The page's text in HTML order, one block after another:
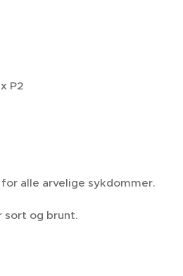
P2
alle arvelige sykdommer.
sort og brunt.